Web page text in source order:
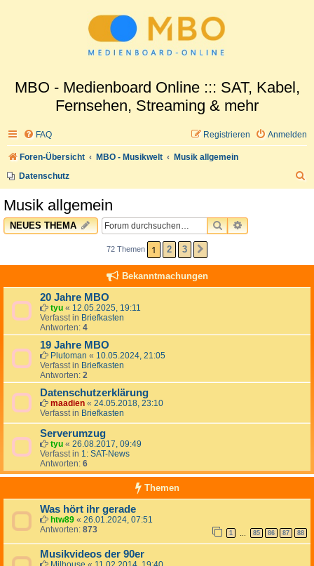
MBO - Medienboard Online ::: SAT, Kabel,
Fernsehen, Streaming & mehr
FAQ Anmelden
Registrieren
Foren-Übersicht MBO - Musikwelt
Musik allgemein
Datenschutz
Musik allgemein
NEUES THEMA SUCHEERWEITERTE
72 Themen 1 2 3
Bekanntmachungen
20 Jahre MBO
tyu « 12.05.2025, 19:11
Verfasst in Briefkasten
Antworten: 4
19 Jahre MBO
Plutoman « 10.05.2024, 21:05
Verfasst in Briefkasten
Antworten: 2
Datenschutzerklärung
maadien « 24.05.2018, 23:10
Verfasst in Briefkasten
Serverumzug
tyu « 26.08.2017, 09:49
Verfasst in 1: SAT-News
Antworten: 6
Themen
Was hört ihr gerade
htw89 « 26.01.2024, 07:51
Antworten: 873 1 … 85 86 87 88
Musikvideos der 90er